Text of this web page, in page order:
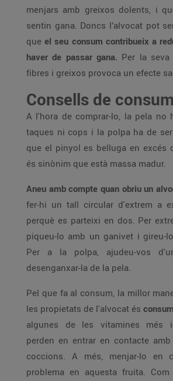
menjars amb greixos dolents, i
sentin gana. Doncs l’alvocat pot
que el seu consum contribueix a
haver de passar gana. Per la
fibres i greixos provoca un efecte
Consells de consum
A l'hora de comprar-lo, la pela no
taques ni cops i la polpa ha de
que el pinyol es belluga en excés
és sinònim que està massa madur.
Aneu amb compte quan obriu un
fer-hi un tall circular d'extrem a
perquè es parteixi en dos. Per
piqueu-lo amb un ganivet i gireu-
Per a la polpa, ajudeu-vos
desenganxar-la de la pela.
Pel que fa al consum, la millor
les propietats de l'alvocat és
algunes de les vitamines més
perden en entrar en contacte
coccions. A més, menjar-lo en
problema en aquesta fruita.